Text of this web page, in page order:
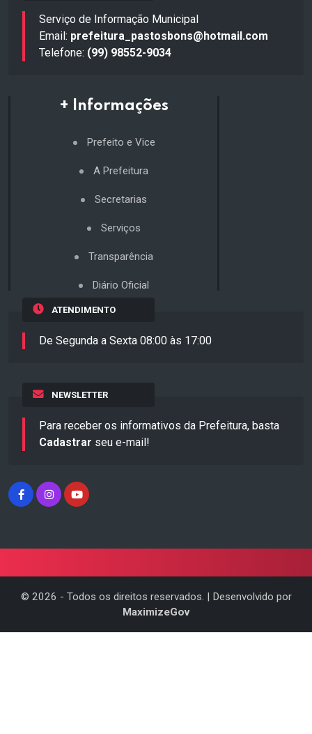
Serviço de Informação Municipal
Email: prefeitura_pastosbons@hotmail.com
Telefone: (99) 98552-9034
+ Informações
Prefeito e Vice
A Prefeitura
Secretarias
Serviços
Transparência
Diário Oficial
ATENDIMENTO
De Segunda a Sexta 08:00 às 17:00
NEWSLETTER
Para receber os informativos da Prefeitura, basta
Cadastrar seu e-mail!
© 2026 - Todos os direitos reservados. | Desenvolvido por
MaximizeGov